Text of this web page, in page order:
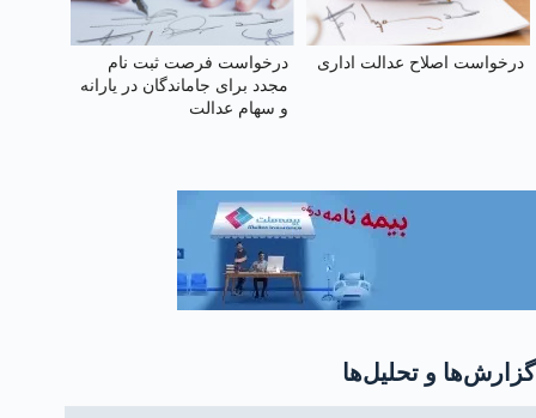
درخواست اصلاح عدالت اداری
درخواست فرصت ثبت‌ نام
مجدد برای جاماندگان در یارانه
و سهام عدالت
گزارش‌ها و تحلیل‌ها